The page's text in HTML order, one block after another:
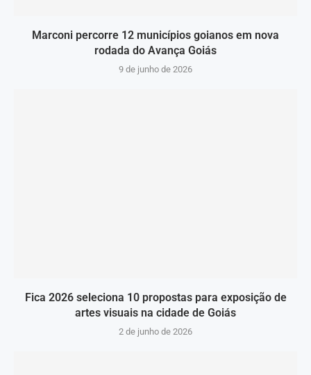
Marconi percorre 12 municípios goianos em nova
rodada do Avança Goiás
9 de junho de 2026
Fica 2026 seleciona 10 propostas para exposição de
artes visuais na cidade de Goiás
2 de junho de 2026